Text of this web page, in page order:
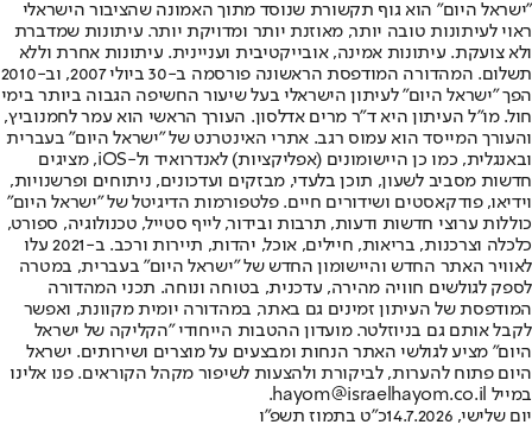
"ישראל היום" הוא גוף תקשורת שנוסד מתוך האמונה שהציבור הישראלי
ראוי לעיתונות טובה יותר, מאוזנת יותר ומדויקת יותר. עיתונות שמדברת
ולא צועקת. עיתונות אמינה, אובייקטיבית ועניינית. עיתונות אחרת וללא
תשלום. המהדורה המודפסת הראשונה פורסמה ב-30 ביולי 2007, וב-2010
הפך "ישראל היום" לעיתון הישראלי בעל שיעור החשיפה הגבוה ביותר בימי
חול. מו"ל העיתון היא ד"ר מרים אדלסון. העורך הראשי הוא עמר לחמנוביץ,
והעורך המייסד הוא עמוס רגב. אתרי האינטרנט של "ישראל היום" בעברית
ובאנגלית, כמו כן היישומונים (אפליקציות) לאנדרואיד ול-iOS, מציגים
חדשות מסביב לשעון, תוכן בלעדי, מבזקים ועדכונים, ניתוחים ופרשנויות,
וידיאו, פודקאסטים ושידורים חיים. פלטפורמות הדיגיטל של "ישראל היום"
כוללות ערוצי חדשות ודעות, תרבות ובידור, לייף סטייל, טכנולוגיה, ספורט,
כלכלה וצרכנות, בריאות, חיילים, אוכל, יהדות, תיירות ורכב. ב-2021 עלו
לאוויר האתר החדש והיישומון החדש של "ישראל היום" בעברית, במטרה
לספק לגולשים חוויה מהירה, עדכנית, בטוחה ונוחה. תכני המהדורה
המודפסת של העיתון זמינים גם באתר, במהדורה יומית מקוונת, ואפשר
לקבל אותם גם בניוזלטר. מועדון ההטבות הייחודי "הקליקה של ישראל
היום" מציע לגולשי האתר הנחות ומבצעים על מוצרים ושירותים. ישראל
היום פתוח להערות, לביקורת ולהצעות לשיפור מקהל הקוראים. פנו אלינו
במייל hayom@israelhayom.co.il.
יום שלישי, 14.7.2026
כ"ט בתמוז תשפ"ו